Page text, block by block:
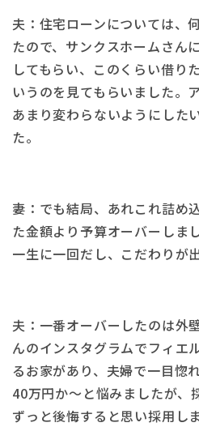
夫：住宅ローンについては、
たので、サンクスホームさん
してもらい、このくらい借り
いうのを見てもらいました。
あまり変わらないようにした
た。
妻：でも結局、あれこれ詰め
た金額より予算オーバーしま
一生に一回だし、こだわりが
夫：一番オーバーしたのは外
んのインスタグラムでフィエ
るお家があり、夫婦で一目惚
40万円か〜と悩みましたが、
ずっと後悔すると思い採用し